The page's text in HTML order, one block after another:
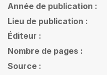
Année de publication
Lieu de publication
Éditeur
Nombre de pages
Source